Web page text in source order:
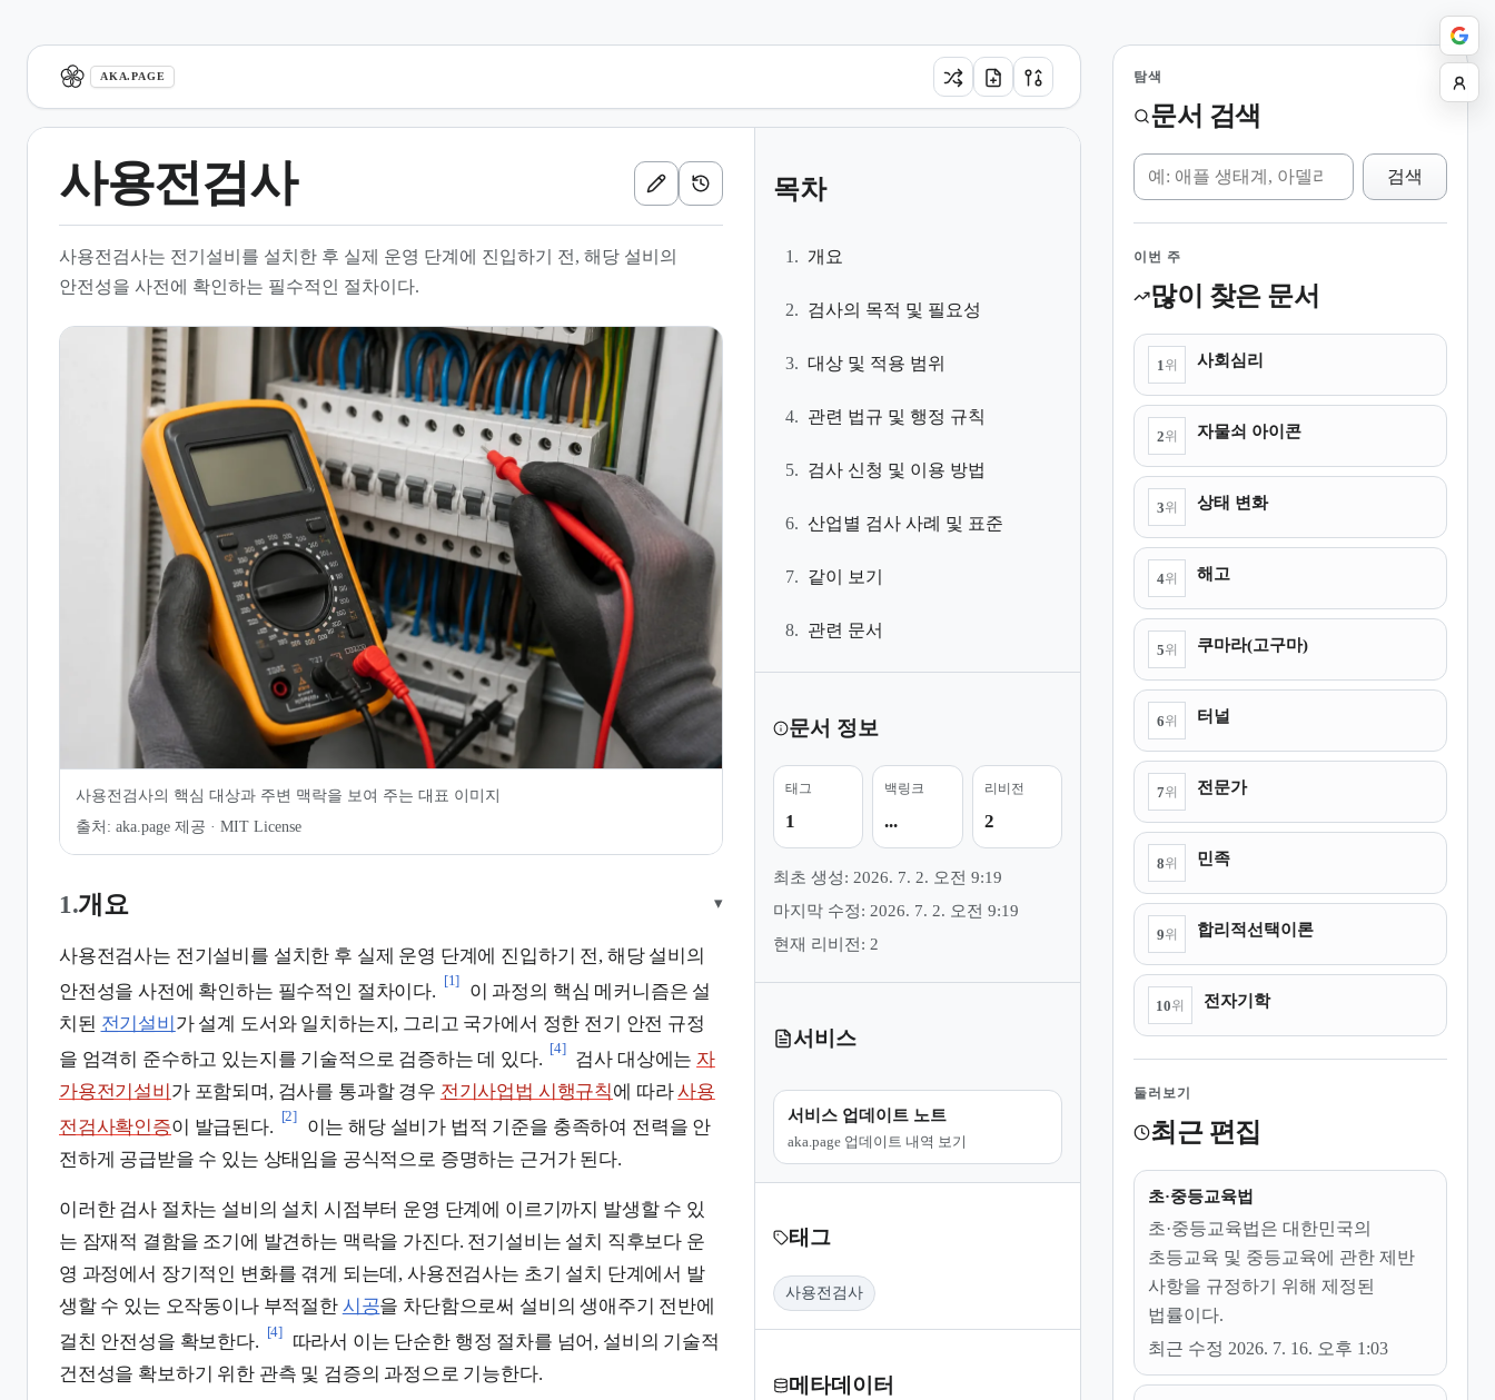
AKA.PAGE
사용전검사
사용전검사는 전기설비를 설치한 후 실제 운영 단계에 진입하기 전, 해당 설비의
안전성을 사전에 확인하는 필수적인 절차이다.
사용전검사의 핵심 대상과 주변 맥락을 보여 주는 대표 이미지
출처: aka.page 제공 · MIT License
1.개요 ▾
사용전검사는 전기설비를 설치한 후 실제 운영 단계에 진입하기 전, 해당 설비의
안전성을 사전에 확인하는 필수적인 절차이다.
[1]
이 과정의 핵심 메커니즘은 설
치된 전기설비 가 설계 도서와 일치하는지, 그리고 국가에서 정한 전기 안전 규정
을 엄격히 준수하고 있는지를 기술적으로 검증하는 데 있다.
[4]
검사 대상에는 자
가용전기설비 가 포함되며, 검사를 통과할 경우 전기사업법 시행규칙에 따라사용
전검사확인증이 발급된다.
[2]
이는 해당 설비가 법적 기준을 충족하여 전력을 안
전하게 공급받을 수 있는 상태임을 공식적으로 증명하는 근거가 된다.
이러한 검사 절차는 설비의 설치 시점부터 운영 단계에 이르기까지 발생할 수 있
는 잠재적 결함을 조기에 발견하는 맥락을 가진다. 전기설비는 설치 직후보다 운
영 과정에서 장기적인 변화를 겪게 되는데, 사용전검사는 초기 설치 단계에서 발
생할 수 있는 오작동이나 부적절한 시공을 차단함으로써 설비의 생애주기 전반에
걸친 안전성을 확보한다.
[4]
따라서 이는 단순한 행정 절차를 넘어, 설비의 기술적
건전성을 확보하기 위한 관측 및 검증의 과정으로 기능한다.
목차
1. 개요
2. 검사의 목적 및 필요성
3. 대상 및 적용 범위
4. 관련 법규 및 행정 규칙
5. 검사 신청 및 이용 방법
6. 산업별 검사 사례 및 표준
7. 같이 보기
8. 관련 문서
문서 정보
태그
1
백링크
...
리비전
2
최초 생성: 2026. 7. 2. 오전 9:19
마지막 수정: 2026. 7. 2. 오전 9:19
현재 리비전: 2
서비스
서비스 업데이트 노트
aka.page 업데이트 내역 보기
태그
사용전검사
메타데이터
개요
검사의 목적 및 필요성
대상 및 적용 범위
관련 법규 및 행정 규칙
검사 신청 및 이용 방법
산업별 검사 사례 및 표준
탐색
문서 검색
위키 검색
검색
이번 주
많이 찾은 문서
1 위 사회심리
2위 자물쇠 아이콘
3위 상태 변화
4위 해고
5위 쿠마라(고구마)
6위 터널
7위 전문가
8위 민족
9위 합리적선택이론
10위 전자기학
둘러보기
최근 편집
초·중등교육법
초·중등교육법은 대한민국의
초등교육 및 중등교육에 관한 제반
사항을 규정하기 위해 제정된
법률이다.
최근 수정 2026. 7. 16. 오후 1:03